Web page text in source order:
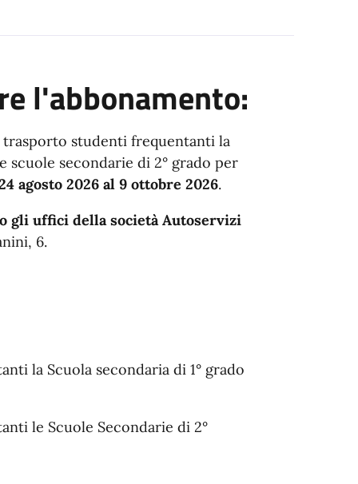
l'abbonamento:
studenti frequentanti la
scuole secondarie di 2° grado per
agosto 2026 al 9 ottobre 2026.
gli uffici della società Autoservizi
6.
la Scuola secondaria di 1° grado
le Scuole Secondarie di 2°